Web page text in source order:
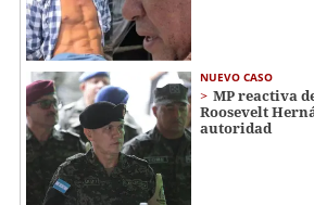
NUEVO CASO
MP reactiva
Roosevelt
autoridad